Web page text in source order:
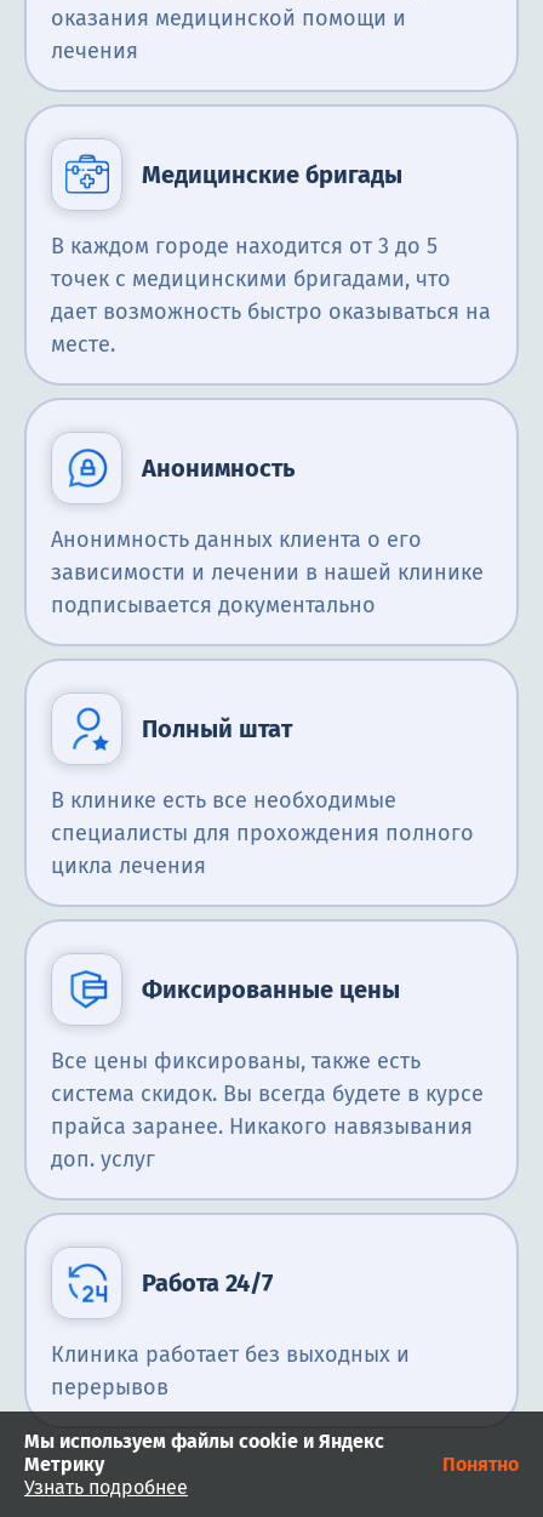
оказания медицинской помощи и
лечения
Медицинские бригады
В каждом городе находится от 3 до 5
точек с медицинскими бригадами, что
дает возможность быстро оказываться на
месте.
Анонимность
Анонимность данных клиента о его
зависимости и лечении в нашей клинике
подписывается документально
Полный штат
В клинике есть все необходимые
специалисты для прохождения полного
цикла лечения
Фиксированные цены
Все цены фиксированы, также есть
система скидок. Вы всегда будете в курсе
прайса заранее. Никакого навязывания
доп. услуг
Работа 24/7
Клиника работает без выходных и
перерывов
Мы используем файлы cookie и Яндекс
Метрику
Узнать подробнее
Понятно